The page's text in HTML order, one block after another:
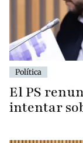
Política
El PS
intentar